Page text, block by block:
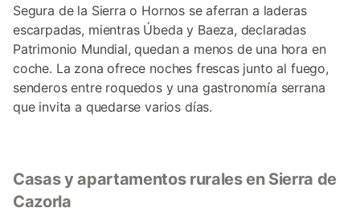
Segura de la Sierra o Hornos se aferran a laderas
escarpadas, mientras Úbeda y Baeza, declaradas
Patrimonio Mundial, quedan a menos de una hora en
coche. La zona ofrece noches frescas junto al fuego,
senderos entre roquedos y una gastronomía serrana
que invita a quedarse varios días.
Casas y apartamentos rurales en Sierra de
Cazorla